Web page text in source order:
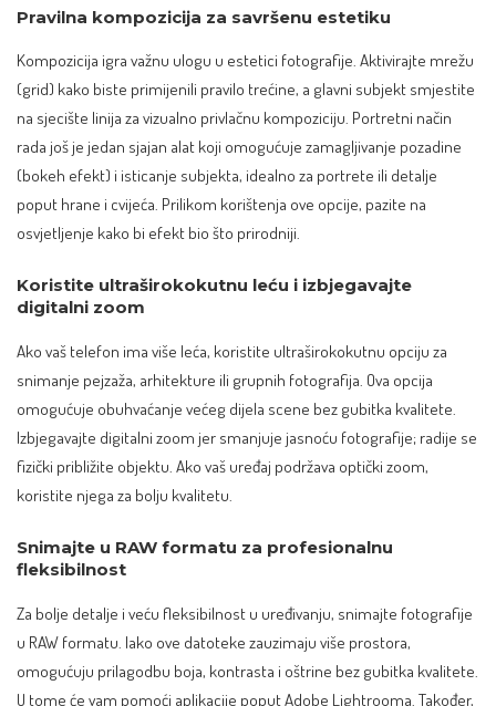
Pravilna kompozicija za savršenu estetiku
Kompozicija igra važnu ulogu u estetici fotografije. Aktivirajte mrežu
(grid) kako biste primijenili pravilo trećine, a glavni subjekt smjestite
na sjecište linija za vizualno privlačnu kompoziciju. Portretni način
rada još je jedan sjajan alat koji omogućuje zamagljivanje pozadine
(bokeh efekt) i isticanje subjekta, idealno za portrete ili detalje
poput hrane i cvijeća. Prilikom korištenja ove opcije, pazite na
osvjetljenje kako bi efekt bio što prirodniji.
Koristite ultraširokokutnu leću i izbjegavajte
digitalni zoom
Ako vaš telefon ima više leća, koristite ultraširokokutnu opciju za
snimanje pejzaža, arhitekture ili grupnih fotografija. Ova opcija
omogućuje obuhvaćanje većeg dijela scene bez gubitka kvalitete.
Izbjegavajte digitalni zoom jer smanjuje jasnoću fotografije; radije se
fizički približite objektu. Ako vaš uređaj podržava optički zoom,
koristite njega za bolju kvalitetu.
Snimajte u RAW formatu za profesionalnu
fleksibilnost
Za bolje detalje i veću fleksibilnost u uređivanju, snimajte fotografije
u RAW formatu. Iako ove datoteke zauzimaju više prostora,
omogućuju prilagodbu boja, kontrasta i oštrine bez gubitka kvalitete.
U tome će vam pomoći aplikacije poput Adobe Lightrooma. Također,